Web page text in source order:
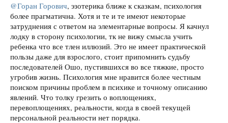
@Горан Горович, эзотерика ближе к сказкам, психология
более прагматична. Хотя и те и те имеют некоторые
затруднения с ответом на элементарные вопросы. Я качнул
лодку в сторону психологии, тк не вижу смысла учить
ребенка что все тлен иллюзий. Это не имеет практической
пользы даже для взрослого, стоит припомнить судьбу
последователей Ошо, пустившихся во все тяжкие, просто
угробив жизнь. Психология мне нравится более честным
поиском причины проблем в психике и точному описанию
явлений. Что толку грезить о воплощениях,
перевоплощениях, реальности, когда в своей текущей
персональной реальности нет порядка.